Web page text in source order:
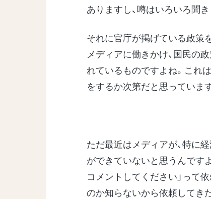
ありますし、噂はいろいろ聞き
それに官庁が掲げている政策
メディアに働きかけ、国民の
れているものですよね。これ
をするか次第だと思っています
ただ最近はメディアが、特に
ができていないと思うんです
コメントしてください」って
のか知らないから依頼してき